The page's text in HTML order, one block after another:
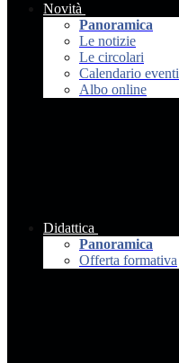
Novità
Panoramica
Le notizie
Le circolari
Calendario eventi
Albo online
Didattica
Panoramica
Offerta formativa